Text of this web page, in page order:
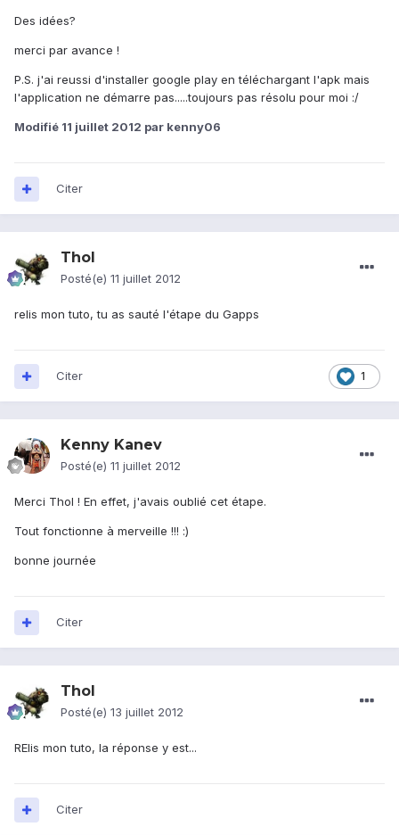
Des idées?
merci par avance !
P.S. j'ai reussi d'installer google play en téléchargant l'apk mais
l'application ne démarre pas.....toujours pas résolu pour moi :/
Modifié 11 juillet 2012 par kenny06
Citer
Thol
Posté(e) 11 juillet 2012
relis mon tuto, tu as sauté l'étape du Gapps
1
Citer
Kenny Kanev
Posté(e) 11 juillet 2012
Merci Thol ! En effet, j'avais oublié cet étape.
Tout fonctionne à merveille !!! :)
bonne journée
Citer
Thol
Posté(e) 13 juillet 2012
RElis mon tuto, la réponse y est...
Citer